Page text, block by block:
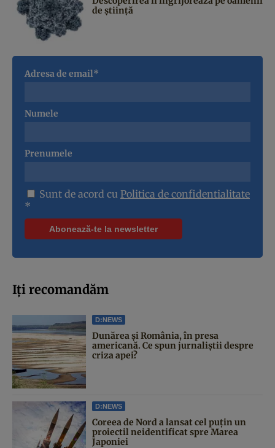
de știință
Adresa de email*
Numele
Prenumele
Sunt de acord cu Politica de confidentialitate
*
Iți recomandăm
D:NEWS
Dunărea și România, în presa
americană. Ce spun jurnaliștii despre
criza apei?
D:NEWS
Coreea de Nord a lansat cel puțin un
proiectil neidentificat spre Marea
Japoniei